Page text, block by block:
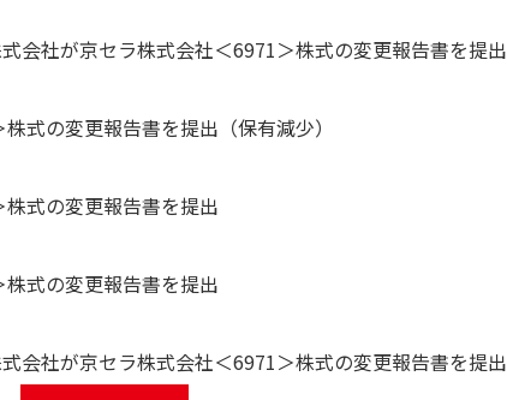
会社が京セラ株式会社＜6971＞株式の変更報告書を提出
式の変更報告書を提出（保有減少）
式の変更報告書を提出
式の変更報告書を提出
会社が京セラ株式会社＜6971＞株式の変更報告書を提出